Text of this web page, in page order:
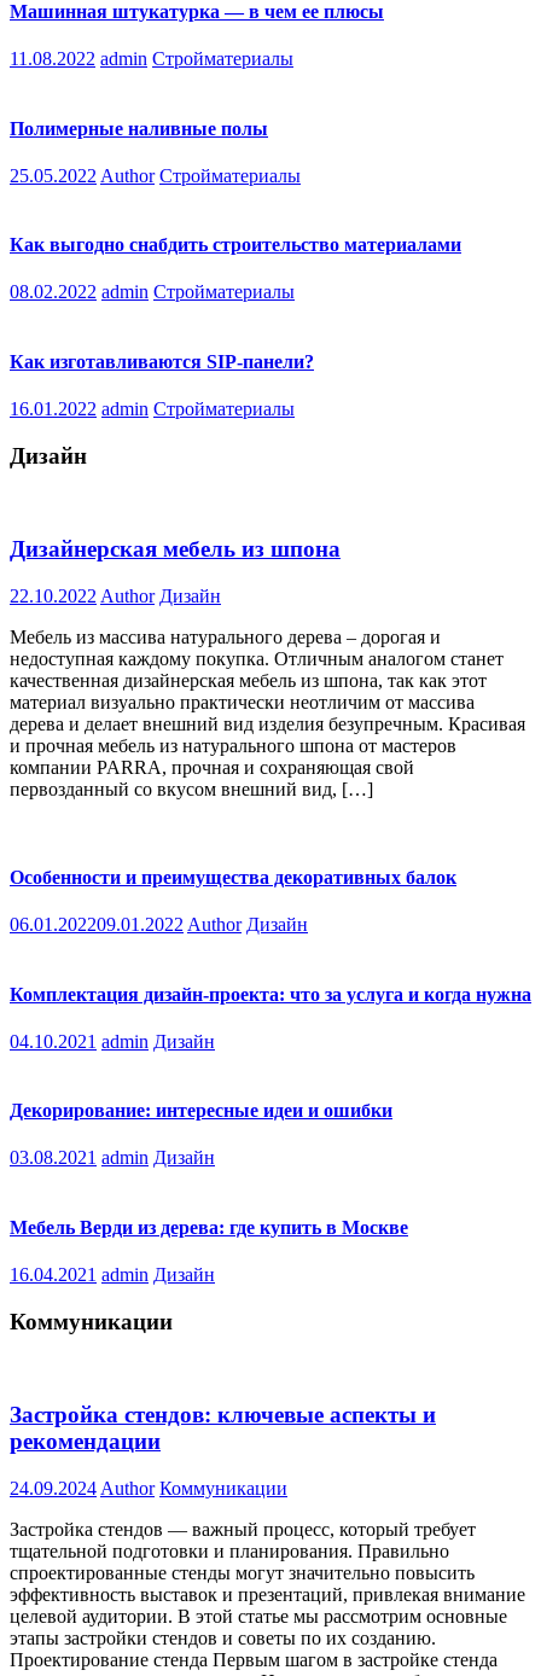
Машинная штукатурка — в чем ее плюсы
11.08.2022 admin Стройматериалы
Полимерные наливные полы
25.05.2022 Author Стройматериалы
Как выгодно снабдить строительство материалами
08.02.2022 admin Стройматериалы
Как изготавливаются SIP-панели?
16.01.2022 admin Стройматериалы
Дизайн
Дизайнерская мебель из шпона
22.10.2022 Author Дизайн
Мебель из массива натурального дерева – дорогая и
недоступная каждому покупка. Отличным аналогом станет
качественная дизайнерская мебель из шпона, так как этот
материал визуально практически неотличим от массива
дерева и делает внешний вид изделия безупречным. Красивая
и прочная мебель из натурального шпона от мастеров
компании PARRA, прочная и сохраняющая свой
первозданный со вкусом внешний вид, […]
Особенности и преимущества декоративных балок
06.01.202209.01.2022 Author Дизайн
Комплектация дизайн-проекта: что за услуга и когда нужна
04.10.2021 admin Дизайн
Декорирование: интересные идеи и ошибки
03.08.2021 admin Дизайн
Мебель Верди из дерева: где купить в Москве
16.04.2021 admin Дизайн
Коммуникации
Застройка стендов: ключевые аспекты и
рекомендации
24.09.2024 Author Коммуникации
Застройка стендов — важный процесс, который требует
тщательной подготовки и планирования. Правильно
спроектированные стенды могут значительно повысить
эффективность выставок и презентаций, привлекая внимание
целевой аудитории. В этой статье мы рассмотрим основные
этапы застройки стендов и советы по их созданию.
Проектирование стенда Первым шагом в застройке стенда